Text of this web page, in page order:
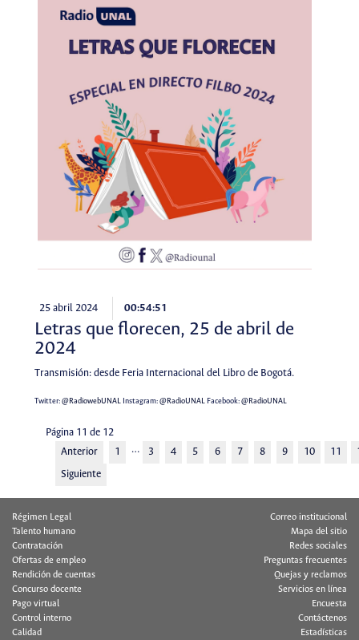
25 abril 2024 00:54:51
Letras que florecen, 25 de abril de
2024
Transmisión: desde Feria Internacional del Libro de Bogotá.
Twitter:@RadiowebUNALInstagram:@RadioUNALFacebook:@RadioUNAL
Página 11 de 12
Anterior
1 … 3 4 5 6 7 8 9 10 11
Siguiente
Régimen Legal
Talento humano
Contratación
Ofertas de empleo
Rendición de cuentas
Concurso docente
Pago virtual
Control interno
Calidad
Correo institucional
Mapa del sitio
Redes sociales
Preguntas frecuentes
Quejas y reclamos
Servicios en línea
Encuesta
Contáctenos
Estadísticas